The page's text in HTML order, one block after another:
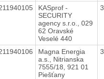
KASprof -
SECURITY
agency s.r.o., 029
62 Oravské
Veselé 440
Magna Energia
a.s., Nitrianska
7555/18, 921 01
Piešťany